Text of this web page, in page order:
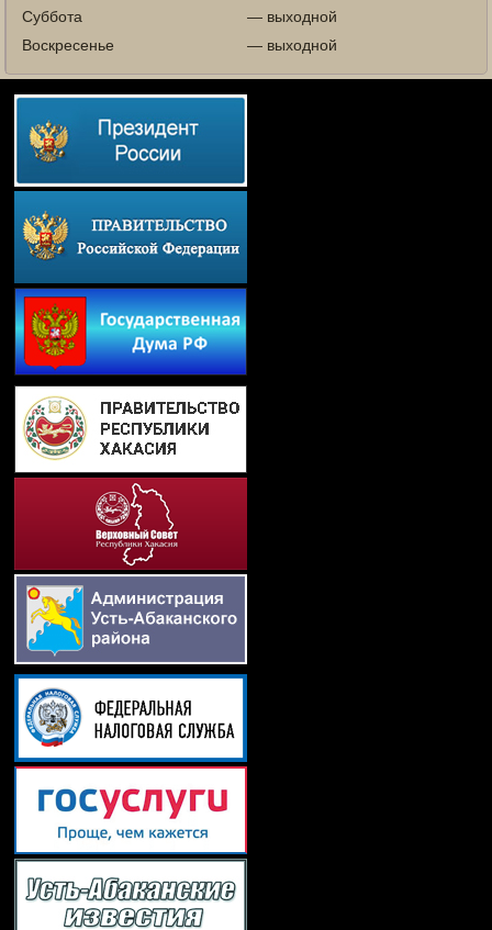
Суббота
— выходной
Воскресенье
— выходной